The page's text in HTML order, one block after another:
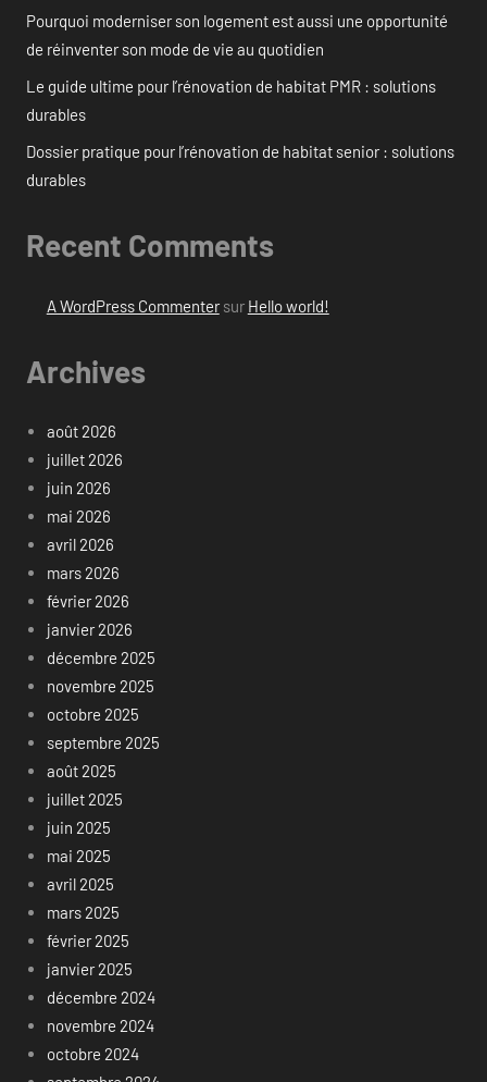
Pourquoi moderniser son logement est aussi une opportunité
de réinventer son mode de vie au quotidien
Le guide ultime pour l’rénovation de habitat PMR : solutions
durables
Dossier pratique pour l’rénovation de habitat senior : solutions
durables
Recent Comments
A WordPress Commentersur Hello world!
Archives
août 2026
juillet 2026
juin 2026
mai 2026
avril 2026
mars 2026
février 2026
janvier 2026
décembre 2025
novembre 2025
octobre 2025
septembre 2025
août 2025
juillet 2025
juin 2025
mai 2025
avril 2025
mars 2025
février 2025
janvier 2025
décembre 2024
novembre 2024
octobre 2024